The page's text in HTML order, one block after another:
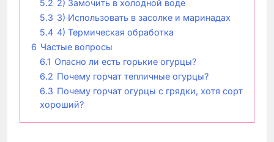
5.2 2) Замочить в холодной воде
5.3 3) Использовать в засолке и маринадах
5.4 4) Термическая обработка
6 Частые вопросы
6.1 Опасно ли есть горькие огурцы?
6.2 Почему горчат тепличные огурцы?
6.3 Почему горчат огурцы с грядки, хотя сорт
хороший?